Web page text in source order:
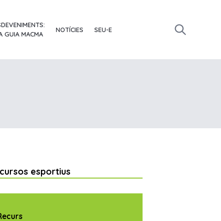
GUIA MACMA
NOTÍCIES SEU-E
esportius